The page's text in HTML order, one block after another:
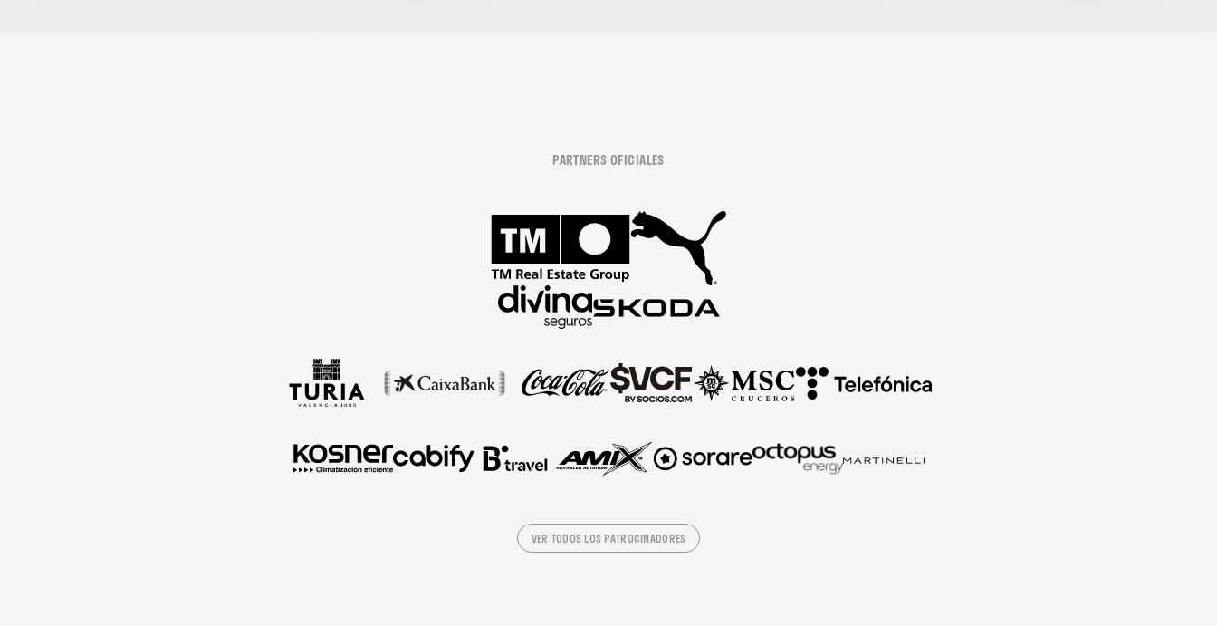
PARTNERS OFICIALES
VER TODOS LOS PATROCINADORES